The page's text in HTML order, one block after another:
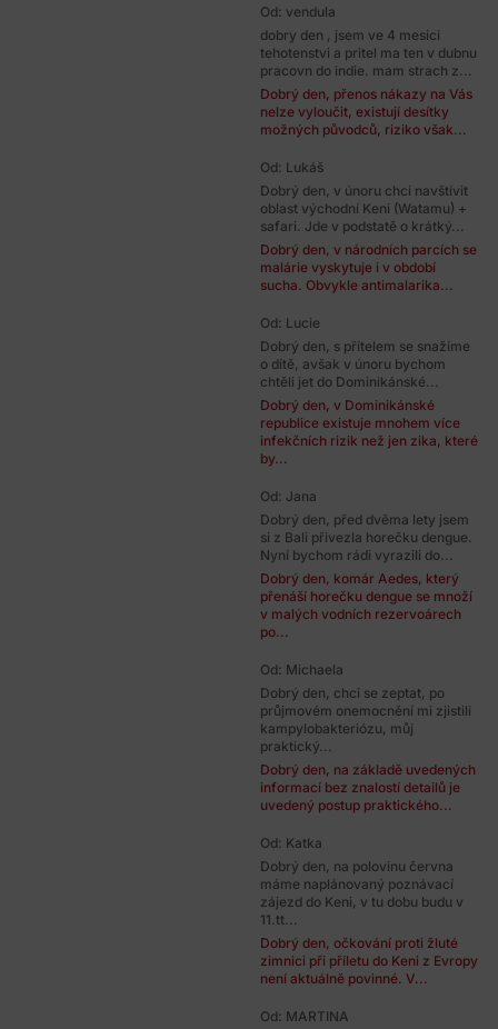
Od: vendula
dobry den , jsem ve 4 mesici
tehotenstvi a pritel ma ten v dubnu
pracovn do indie. mam strach z...
Dobrý den, přenos nákazy na Vás
nelze vyloučit, existují desítky
možných původců, riziko však...
Od: Lukáš
Dobrý den, v únoru chci navštívit
oblast východní Keni (Watamu) +
safari. Jde v podstatě o krátký...
Dobrý den, v národních parcích se
malárie vyskytuje i v období
sucha. Obvykle antimalarika...
Od: Lucie
Dobrý den, s přítelem se snažíme
o dítě, avšak v únoru bychom
chtěli jet do Dominikánské...
Dobrý den, v Dominikánské
republice existuje mnohem více
infekčních rizik než jen zika, které
by...
Od: Jana
Dobrý den, před dvěma lety jsem
si z Bali přivezla horečku dengue.
Nyní bychom rádi vyrazili do...
Dobrý den, komár Aedes, který
přenáší horečku dengue se množí
v malých vodních rezervoárech
po...
Od: Michaela
Dobrý den, chci se zeptat, po
průjmovém onemocnění mi zjistili
kampylobakteriózu, můj
praktický...
Dobrý den, na základě uvedených
informací bez znalostí detailů je
uvedený postup praktického...
Od: Katka
Dobrý den, na polovinu června
máme naplánovaný poznávací
zájezd do Keni, v tu dobu budu v
11.tt...
Dobrý den, očkování proti žluté
zimnici při příletu do Keni z Evropy
není aktuálně povinné. V...
Od: MARTINA